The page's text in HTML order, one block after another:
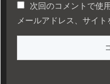
次回のコメントで使
メールアドレス、サイト